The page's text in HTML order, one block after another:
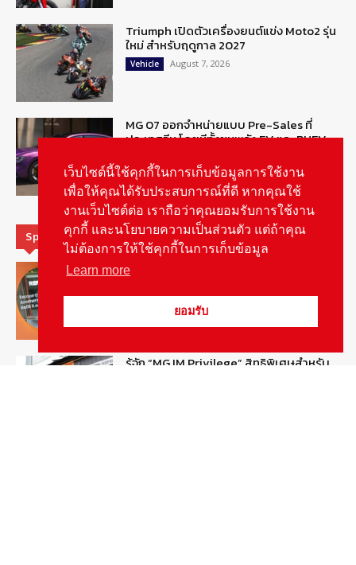
Triumph เปิดตัวเครื่องยนต์แข่ง Moto2 รุ่น
ใหม่ สำหรับฤดูกาล 2027
Vehicle August 7, 2026
MG 07 ออกจำหน่ายแบบ Pre-Sales ที่
ประเทศจีน โดยมีทั้งขุมพลัง EV และ PHEV
Special Picks
MG ลั่นกลองรบ! เตรียมลุยชิงส่วนแบ่งตลาด
รู้จัก “MG IM Privilege” สิทธิพิเศษสำหรับ
เว็บไซต์นี้ใช้คุกกี้ในการเก็บข้อมูลการใช้งาน
เพื่อให้คุณได้รับประสบการณ์ที่ดี หากคุณใช้
งานเว็บไซต์ต่อ เราถือว่าคุณยอมรับการใช้งาน
คุกกี้ และนโยบายความเป็นส่วนตัว แต่ถ้าคุณ
ไม่ต้องการให้ใช้คุกกี้ในการเก็บข้อมูล
Learn more
ยอมรับ